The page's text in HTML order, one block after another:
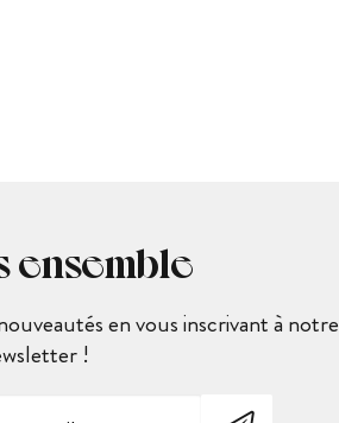
ensemble
en vous inscrivant à notre
!